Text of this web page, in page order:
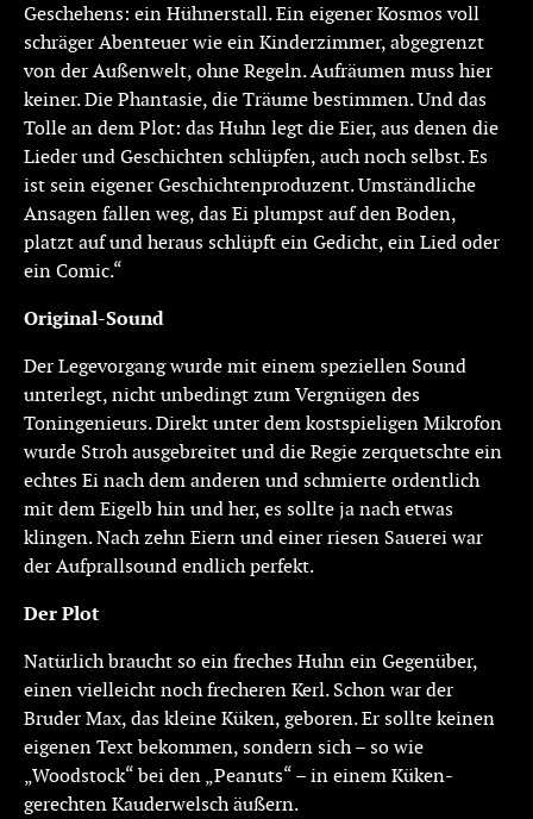
Geschehens: ein Hühnerstall. Ein eigener Kosmos voll
schräger Abenteuer wie ein Kinderzimmer, abgegrenzt
von der Außenwelt, ohne Regeln. Aufräumen muss hier
keiner. Die Phantasie, die Träume bestimmen. Und das
Tolle an dem Plot: das Huhn legt die Eier, aus denen die
Lieder und Geschichten schlüpfen, auch noch selbst. Es
ist sein eigener Geschichtenproduzent. Umständliche
Ansagen fallen weg, das Ei plumpst auf den Boden,
platzt auf und heraus schlüpft ein Gedicht, ein Lied oder
ein Comic.“
Original-Sound
Der Legevorgang wurde mit einem speziellen Sound
unterlegt, nicht unbedingt zum Vergnügen des
Toningenieurs. Direkt unter dem kostspieligen Mikrofon
wurde Stroh ausgebreitet und die Regie zerquetschte ein
echtes Ei nach dem anderen und schmierte ordentlich
mit dem Eigelb hin und her, es sollte ja nach etwas
klingen. Nach zehn Eiern und einer riesen Sauerei war
der Aufprallsound endlich perfekt.
Der Plot
Natürlich braucht so ein freches Huhn ein Gegenüber,
einen vielleicht noch frecheren Kerl. Schon war der
Bruder Max, das kleine Küken, geboren. Er sollte keinen
eigenen Text bekommen, sondern sich – so wie
„Woodstock“ bei den „Peanuts“ – in einem Küken-
gerechten Kauderwelsch äußern.